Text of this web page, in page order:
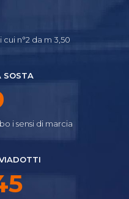
n°2 da m 3,50
SOSTA
i sensi di marcia